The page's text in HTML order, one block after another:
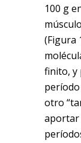
100 g
(Figura
finito, y
otro
aportar